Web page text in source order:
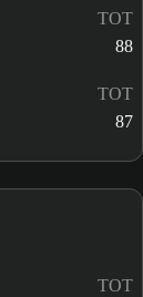
TOT
88
TOT
87
TOT